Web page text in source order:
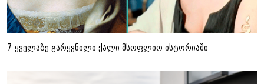
7 ყველაზე გარყვნილი ქალი მსოფლიო ისტორიაში